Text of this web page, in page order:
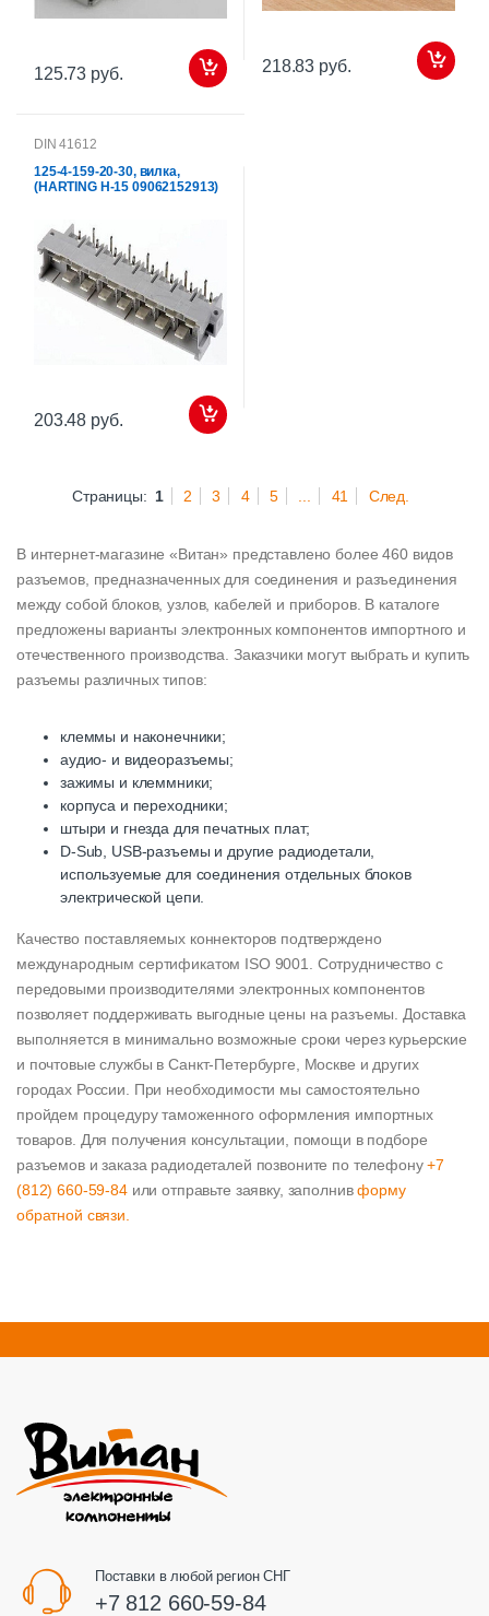
125.73 руб. 218.83 руб.
DIN 41612
125-4-159-20-30, вилка,
(HARTING H-15 09062152913)
203.48 руб.
Страницы: 1 2 3 4 5 41 След.
В интернет-магазине «Витан» представлено более 460 видов
разъемов, предназначенных для соединения и разъединения
между собой блоков, узлов, кабелей и приборов. В каталоге
предложены варианты электронных компонентов импортного и
отечественного производства. Заказчики могут выбрать и купить
разъемы различных типов:
клеммы и наконечники;
аудио- и видеоразъемы;
зажимы и клеммники;
корпуса и переходники;
штыри и гнезда для печатных плат;
D-Sub, USB-разъемы и другие радиодетали,
используемые для соединения отдельных блоков
электрической цепи.
Качество поставляемых коннекторов подтверждено
международным сертификатом ISO 9001. Сотрудничество с
передовыми производителями электронных компонентов
позволяет поддерживать выгодные цены на разъемы. Доставка
выполняется в минимально возможные сроки через курьерские
и почтовые службы в Санкт-Петербурге, Москве и других
городах России. При необходимости мы самостоятельно
пройдем процедуру таможенного оформления импортных
товаров. Для получения консультации, помощи в подборе
разъемов и заказа радиодеталей позвоните по телефону+7
(812) 660-59-84или отправьте заявку, заполнивформу
обратной связи.
Поставки в любой регион СНГ
+7 812 660-59-84